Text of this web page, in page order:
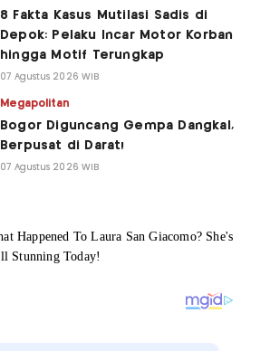
8 Fakta Kasus Mutilasi Sadis di
Depok: Pelaku Incar Motor Korban
hingga Motif Terungkap
07 Agustus 2026 WIB
Megapolitan
Bogor Diguncang Gempa Dangkal,
Berpusat di Darat!
07 Agustus 2026 WIB